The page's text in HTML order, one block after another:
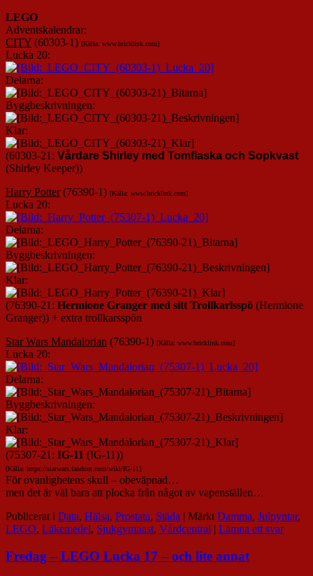
LEGO
Adventskalendrar:
CITY (60303-1) [Källa: www.bricklink.com]
Lucka 20:
Delarna:
Byggbeskrivningen:
Klar:
(60303-21: Vårdare Shirley med Tomflaska och Sopkvast
(Shirley Keeper))
Harry Potter(76390-1) [Källa: www.bricklink.com]
Lucka 20:
Delarna:
Byggbeskrivningen:
Klar:
(76390-21: Hermione Granger med sitt Trollkarlsspö (Hermione
Granger)) + extra trollkarsspön
Star Wars Mandalorian (76390-1) [Källa: www.bricklink.com]
Lucka 20:
Delarna:
Byggbeskrivningen:
Klar:
(75307-21: IG-11 (IG-11))
[Källa: https://starwars.fandom.com/wiki/IG-11]
För ovanlighetens skull – obeväpnad…
men det är väl bara att plocka från något av vapenställen…
Publicerat i Data, Hälsa, Prostata, Städa | Märkt Damma, Julpyntar,
LEGO, Läkemedel, Sjukgymnast, Vårdcentral | Lämna ett svar
Fredag – LEGO Lucka 17 – och lite annat